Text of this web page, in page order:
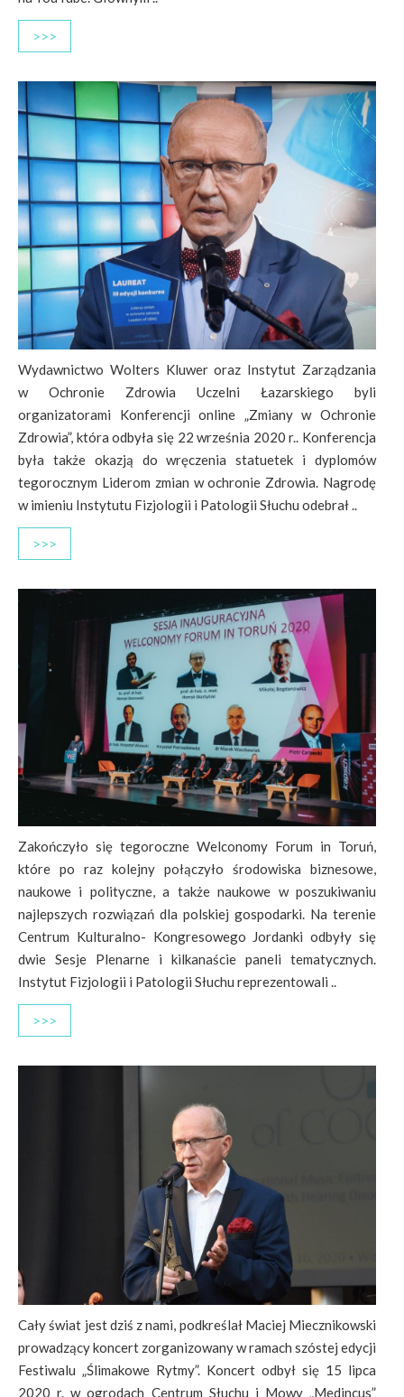
>>>
Wydawnictwo Wolters Kluwer oraz Instytut Zarządzania
w Ochronie Zdrowia Uczelni Łazarskiego byli
organizatorami Konferencji online „Zmiany w Ochronie
Zdrowia”, która odbyła się 22 września 2020 r.. Konferencja
była także okazją do wręczenia statuetek i dyplomów
tegorocznym Liderom zmian w ochronie Zdrowia. Nagrodę
w imieniu Instytutu Fizjologii i Patologii Słuchu odebrał ..
>>>
Zakończyło się tegoroczne Welconomy Forum in Toruń,
które po raz kolejny połączyło środowiska biznesowe,
naukowe i polityczne, a także naukowe w poszukiwaniu
najlepszych rozwiązań dla polskiej gospodarki. Na terenie
Centrum Kulturalno- Kongresowego Jordanki odbyły się
dwie Sesje Plenarne i kilkanaście paneli tematycznych.
Instytut Fizjologii i Patologii Słuchu reprezentowali ..
>>>
Cały świat jest dziś z nami, podkreślał Maciej Miecznikowski
prowadzący koncert zorganizowany w ramach szóstej edycji
Festiwalu „Ślimakowe Rytmy”. Koncert odbył się 15 lipca
2020 r. w ogrodach Centrum Słuchu i Mowy „Medincus”